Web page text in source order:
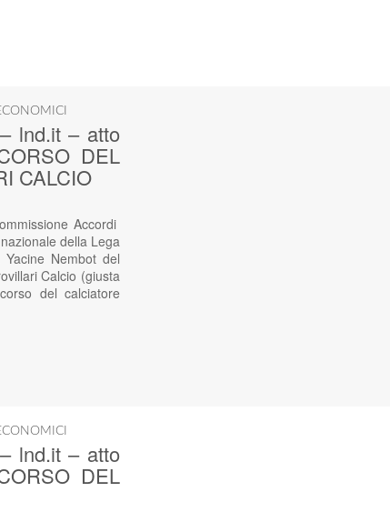
lnd.it – atto
DEL
CALCIO
Accordi
della Lega
Nembot del
Calcio (giusta
del calciatore
lnd.it – atto
DEL